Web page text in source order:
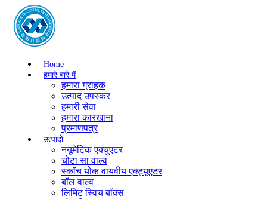
Home
हमारे बारे में
हमारा ग्राहक
उत्पाद उपस्कर
हमारी सेवा
हमारा कारखाना
प्रमाणपत्र
उत्पादों
नयूमेटिक एक्चुएटर
चोटा सा वाल्व
स्कॉच योक वायवीय एक्ट्यूएटर
बॉल वाल्व
लिमिट स्विच बॉक्स